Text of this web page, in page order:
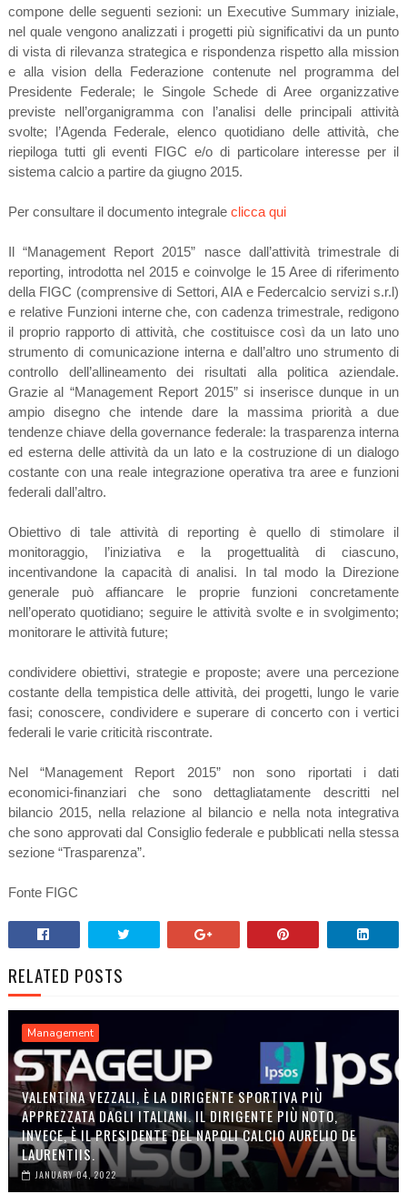
compone delle seguenti sezioni: un Executive Summary iniziale,
nel quale vengono analizzati i progetti più significativi da un punto
di vista di rilevanza strategica e rispondenza rispetto alla mission
e alla vision della Federazione contenute nel programma del
Presidente Federale; le Singole Schede di Aree organizzative
previste nell’organigramma con l’analisi delle principali attività
svolte; l’Agenda Federale, elenco quotidiano delle attività, che
riepiloga tutti gli eventi FIGC e/o di particolare interesse per il
sistema calcio a partire da giugno 2015.
Per consultare il documento integrale clicca qui
Il “Management Report 2015” nasce dall’attività trimestrale di
reporting, introdotta nel 2015 e coinvolge le 15 Aree di riferimento
della FIGC (comprensive di Settori, AIA e Federcalcio servizi s.r.l)
e relative Funzioni interne che, con cadenza trimestrale, redigono
il proprio rapporto di attività, che costituisce così da un lato uno
strumento di comunicazione interna e dall’altro uno strumento di
controllo dell’allineamento dei risultati alla politica aziendale.
Grazie al “Management Report 2015” si inserisce dunque in un
ampio disegno che intende dare la massima priorità a due
tendenze chiave della governance federale: la trasparenza interna
ed esterna delle attività da un lato e la costruzione di un dialogo
costante con una reale integrazione operativa tra aree e funzioni
federali dall’altro.
Obiettivo di tale attività di reporting è quello di stimolare il
monitoraggio, l’iniziativa e la progettualità di ciascuno,
incentivandone la capacità di analisi. In tal modo la Direzione
generale può affiancare le proprie funzioni concretamente
nell’operato quotidiano; seguire le attività svolte e in svolgimento;
monitorare le attività future;
condividere obiettivi, strategie e proposte; avere una percezione
costante della tempistica delle attività, dei progetti, lungo le varie
fasi; conoscere, condividere e superare di concerto con i vertici
federali le varie criticità riscontrate.
Nel “Management Report 2015” non sono riportati i dati
economici-finanziari che sono dettagliatamente descritti nel
bilancio 2015, nella relazione al bilancio e nella nota integrativa
che sono approvati dal Consiglio federale e pubblicati nella stessa
sezione “Trasparenza”.
Fonte FIGC
RELATED POSTS
Management
VALENTINA VEZZALI, È LA DIRIGENTE SPORTIVA PIÙ
APPREZZATA DAGLI ITALIANI. IL DIRIGENTE PIÙ NOTO,
INVECE, È IL PRESIDENTE DEL NAPOLI CALCIO AURELIO DE
LAURENTIIS.
JANUARY 04, 2022